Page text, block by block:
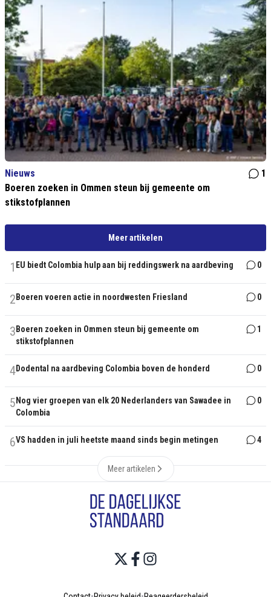
Nieuws
1
Boeren zoeken in Ommen steun bij gemeente om
stikstofplannen
Meer artikelen
1 EU biedt Colombia hulp aan bij reddingswerk na aardbeving 0
2 Boeren voeren actie in noordwesten Friesland 0
3 Boeren zoeken in Ommen steun bij gemeente om
stikstofplannen
1
4Dodental na aardbeving Colombia boven de honderd 0
5 Nog vier groepen van elk 20 Nederlanders van Sawadee in
Colombia
0
6VS hadden in juli heetste maand sinds begin metingen 4
Meer artikelen